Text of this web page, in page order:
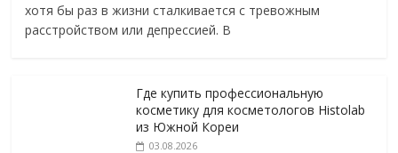
хотя бы раз в жизни сталкивается с тревожным
расстройством или депрессией. В
Где купить профессиональную
косметику для косметологов Histolab
из Южной Кореи
03.08.2026